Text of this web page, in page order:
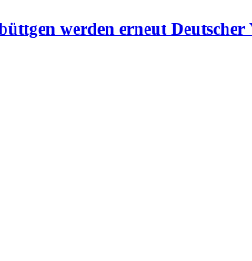
werden erneut Deutscher